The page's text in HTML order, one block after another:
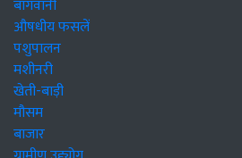
बागवानी
औषधीय फसलें
पशुपालन
मशीनरी
खेती-बाड़ी
मौसम
बाजार